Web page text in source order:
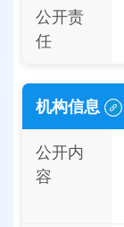
公开责
任
机构信息
公开内
容